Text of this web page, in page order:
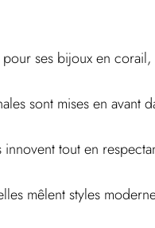
ses bijoux en
sont mises en
innovent tout en
mêlent styles